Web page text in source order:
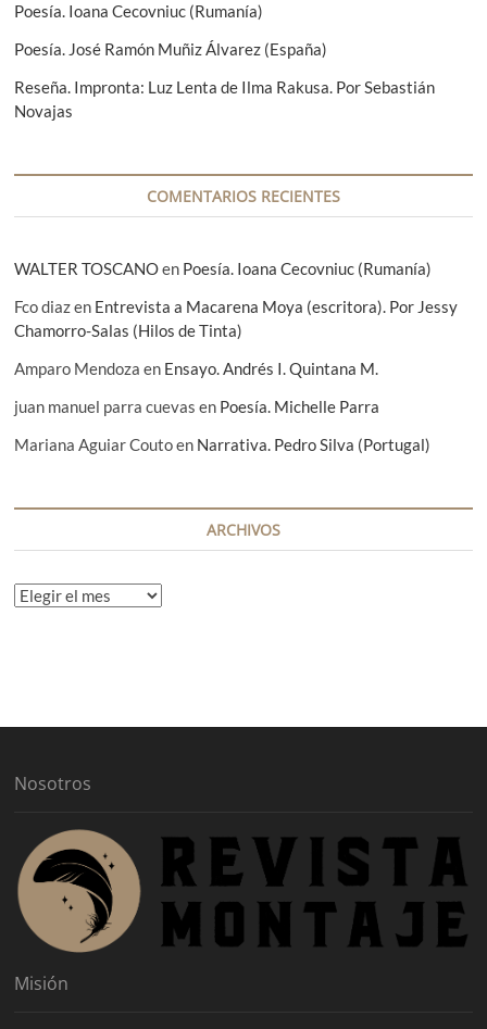
n
t
r
d
Poesía. Ioana Cecovniuc (Rumanía)
Poesía. José Ramón Muñiz Álvarez (España)
Reseña. Impronta: Luz Lenta de Ilma Rakusa. Por Sebastián
Novajas
COMENTARIOS RECIENTES
WALTER TOSCANOen Poesía. Ioana Cecovniuc (Rumanía)
Fco diazen Entrevista a Macarena Moya (escritora). Por Jessy
Chamorro-Salas (Hilos de Tinta)
Amparo Mendoza en Ensayo. Andrés I. Quintana M.
juan manuel parra cuevas en Poesía. Michelle Parra
Mariana Aguiar Coutoen Narrativa. Pedro Silva (Portugal)
ARCHIVOS
A
Nosotros
Misión